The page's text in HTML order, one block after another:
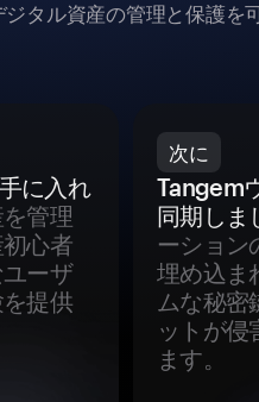
タル資産の管理と保護を
に入れ
管理
心者
ーザ
提供
次に
Tangem
同期しま
ーション
埋め込ま
ムな秘密
ットが侵
ます。